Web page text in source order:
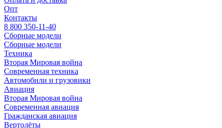
Опт
Контакты
8 800 350-11-40
Сборные модели
Сборные модели
Техника
Вторая Мировая война
Современная техника
Автомобили и грузовики
Авиация
Вторая Мировая война
Современная авиация
Гражданская авиация
Вертолёты